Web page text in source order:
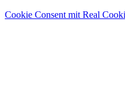
Cookie Consent mit Real